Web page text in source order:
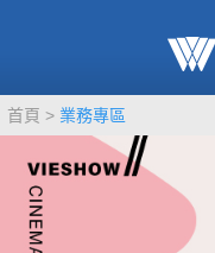
首頁 業務專區